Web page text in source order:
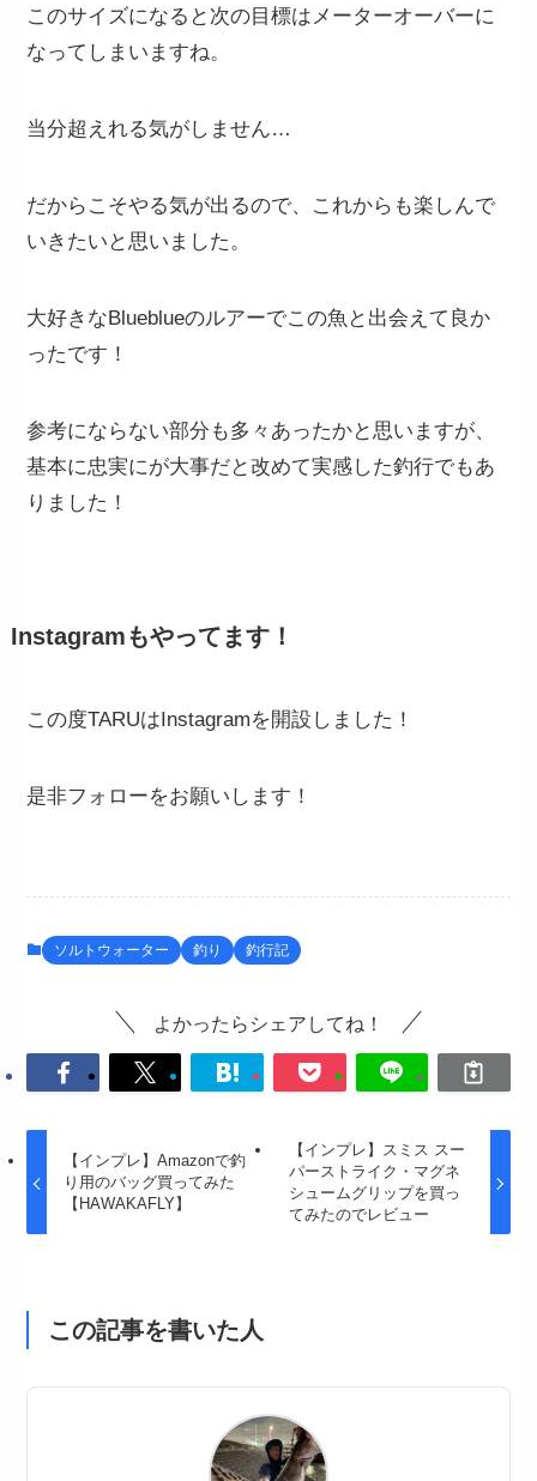
このサイズになると次の目標はメーターオーバーに
なってしまいますね。
当分超えれる気がしません…
だからこそやる気が出るので、これからも楽しんで
いきたいと思いました。
大好きなBlueblueのルアーでこの魚と出会えて良か
ったです！
参考にならない部分も多々あったかと思いますが、
基本に忠実にが大事だと改めて実感した釣行でもあ
りました！
Instagramもやってます！
この度TARUはInstagramを開設しました！
是非フォローをお願いします！
ソルトウォーター 釣り 釣行記
よかったらシェアしてね！
【インプレ】Amazonで釣
り用のバッグ買ってみた
【HAWAKAFLY】
【インプレ】スミス スー
パーストライク・マグネ
シュームグリップを買っ
てみたのでレビュー
この記事を書いた人